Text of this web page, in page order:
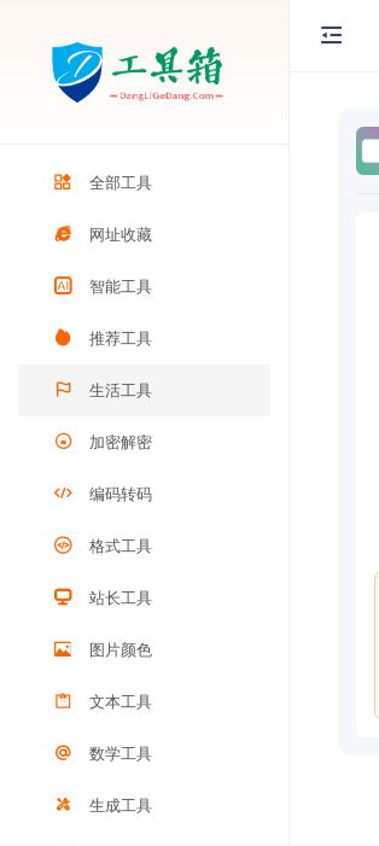
全部工具
网址收藏
智能工具
推荐工具
生活工具
加密解密
编码转码
格式工具
站长工具
图片颜色
文本工具
数学工具
生成工具